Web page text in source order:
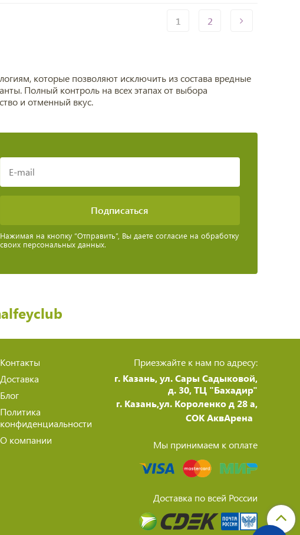
1 2
которые позволяют исключить из состава вредные
Полный контроль на всех этапах от выбора
и отменный вкус.
Нажимая на кнопку “Отправить”, Вы даете согласие на обработку
своих персональных данных.
Контакты
Доставка
Блог
Политика
конфиденциальности
О компании
Приезжайте к нам по адресу:
г. Казань, ул. Сары Садыковой,
д. 30, ТЦ "Бахадир"
г. Казань,ул. Короленко д 28 а,
СОК АквАрена
Мы принимаем к оплате
Доставка по всей России